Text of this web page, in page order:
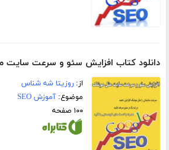
دانلود کتاب افزایش سئو و سرعت
از:روزیتا شه شناس
موضوع:آموزش SEO
۱۰۰ صفحه